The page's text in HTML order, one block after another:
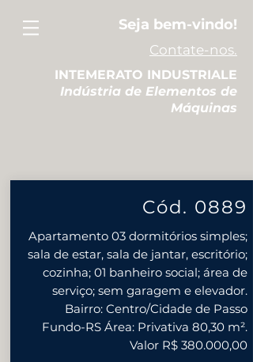
Seja bem-vindo!
Contate-nos.
INTEMERATO INDUSTRIALE
Indústria de Elementos de
Máquinas
Cód. 0889
Apartamento 03 dormitórios simples;
sala de estar, sala de jantar, escritório;
cozinha; 01 banheiro social; área de
serviço; sem garagem e elevador.
Bairro: Centro/Cidade de Passo
Fundo-RS Área: Privativa 80,30 m².
Valor R$ 380.000,00